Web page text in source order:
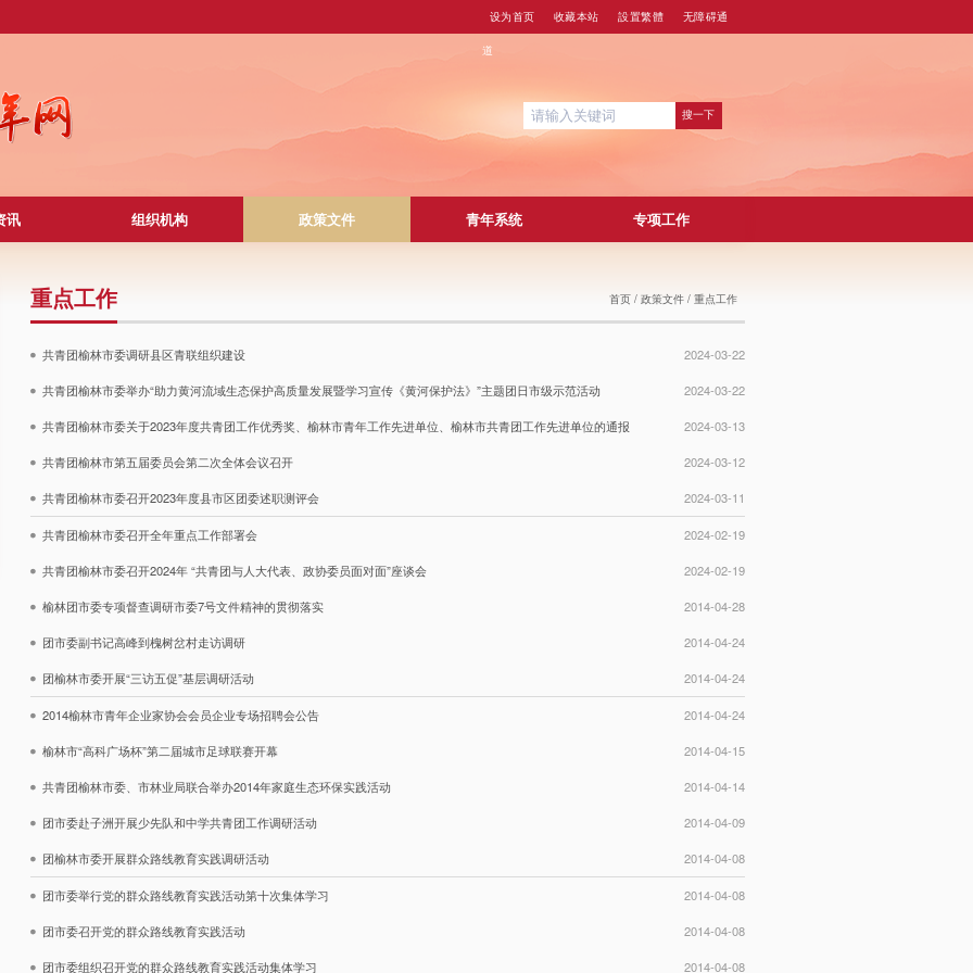
设为首页 收藏本站 設置繁體 无障碍通
道
讯 组织机构 政策文件 青年系统 专项工作
重点工作 首页 / 政策文件 / 重点工作
共青团榆林市委调研县区青联组织建设 2024-03-22
共青团榆林市委举办“助力黄河流域生态保护高质量发展暨学习宣传《黄河保护法》”主题团日市级示范活动 2024-03-22
共青团榆林市委关于2023年度共青团工作优秀奖、榆林市青年工作先进单位、榆林市共青团工作先进单位的通报 2024-03-13
共青团榆林市第五届委员会第二次全体会议召开 2024-03-12
共青团榆林市委召开2023年度县市区团委述职测评会 2024-03-11
共青团榆林市委召开全年重点工作部署会 2024-02-19
共青团榆林市委召开2024年 “共青团与人大代表、政协委员面对面”座谈会 2024-02-19
榆林团市委专项督查调研市委7号文件精神的贯彻落实 2014-04-28
团市委副书记高峰到槐树岔村走访调研 2014-04-24
团榆林市委开展“三访五促”基层调研活动 2014-04-24
2014榆林市青年企业家协会会员企业专场招聘会公告 2014-04-24
榆林市“高科广场杯”第二届城市足球联赛开幕 2014-04-15
共青团榆林市委、市林业局联合举办2014年家庭生态环保实践活动 2014-04-14
团市委赴子洲开展少先队和中学共青团工作调研活动 2014-04-09
团榆林市委开展群众路线教育实践调研活动 2014-04-08
团市委举行党的群众路线教育实践活动第十次集体学习 2014-04-08
团市委召开党的群众路线教育实践活动 2014-04-08
团市委组织召开党的群众路线教育实践活动集体学习 2014-04-08